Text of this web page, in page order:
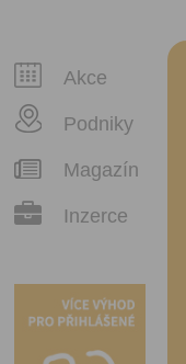
Akce
Podniky
Magazín
Inzerce